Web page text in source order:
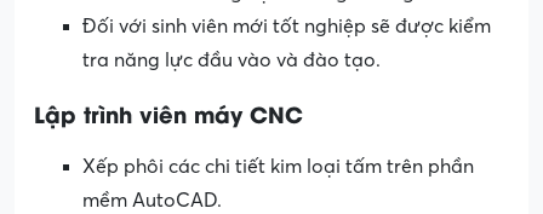
Đối với sinh viên mới tốt nghiệp sẽ được kiểm
tra năng lực đầu vào và đào tạo.
Lập trình viên máy CNC
Xếp phôi các chi tiết kim loại tấm trên phần
mềm AutoCAD.